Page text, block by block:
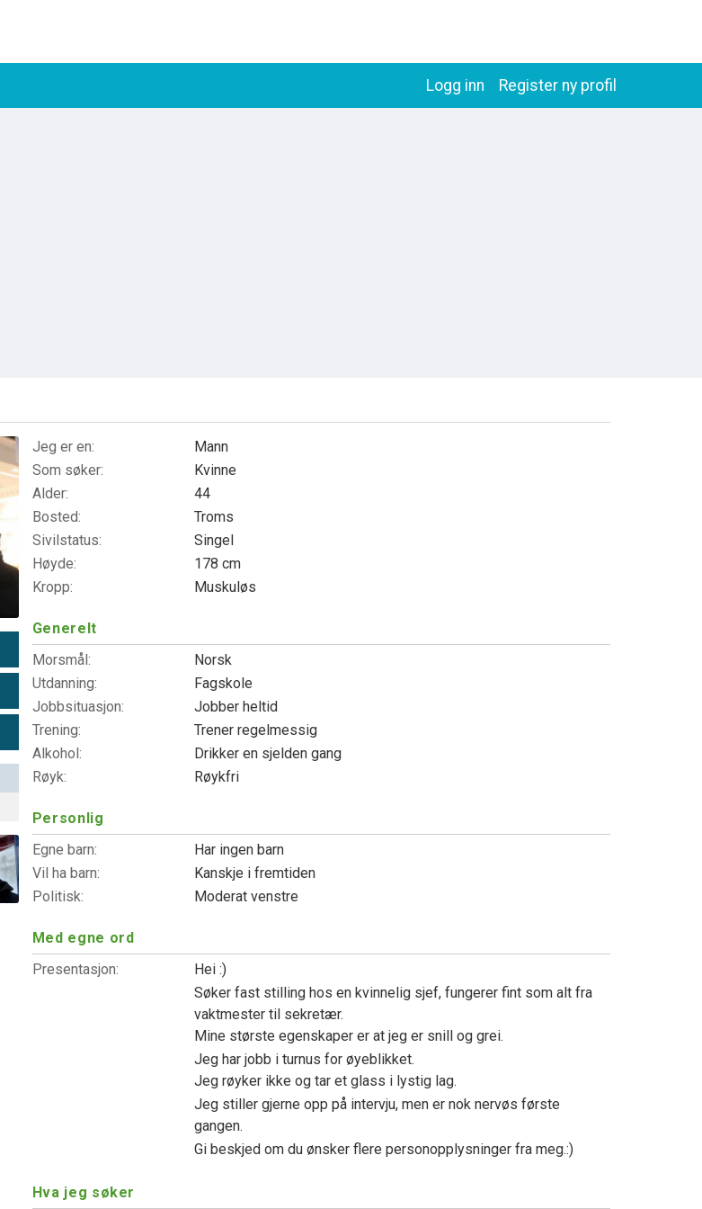
Register ny profil
Logg inn
Jeg er en:
Mann
Som søker:
Kvinne
Alder:
44
Bosted:
Troms
Sivilstatus:
Singel
Høyde:
178 cm
Kropp:
Muskuløs
Generelt
Morsmål:
Norsk
Utdanning:
Fagskole
Jobbsituasjon:
Jobber heltid
Trening:
Trener regelmessig
Alkohol:
Drikker en sjelden gang
Røyk:
Røykfri
Personlig
Egne barn:
Har ingen barn
Vil ha barn:
Kanskje i fremtiden
Politisk:
Moderat venstre
Med egne ord
Presentasjon:
Hei :)
Søker fast stilling hos en kvinnelig sjef, fungerer fint som alt fra
vaktmester til sekretær.
Mine største egenskaper er at jeg er snill og grei.
Jeg har jobb i turnus for øyeblikket.
Jeg røyker ikke og tar et glass i lystig lag.
Jeg stiller gjerne opp på intervju, men er nok nervøs første
gangen.
Gi beskjed om du ønsker flere personopplysninger fra meg.:)
Hva jeg søker